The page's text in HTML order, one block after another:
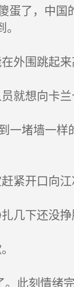
了，中国
外围跳起来
就想向卡兰
一堵墙一
紧开口向江
下还没挣
此刻情绪